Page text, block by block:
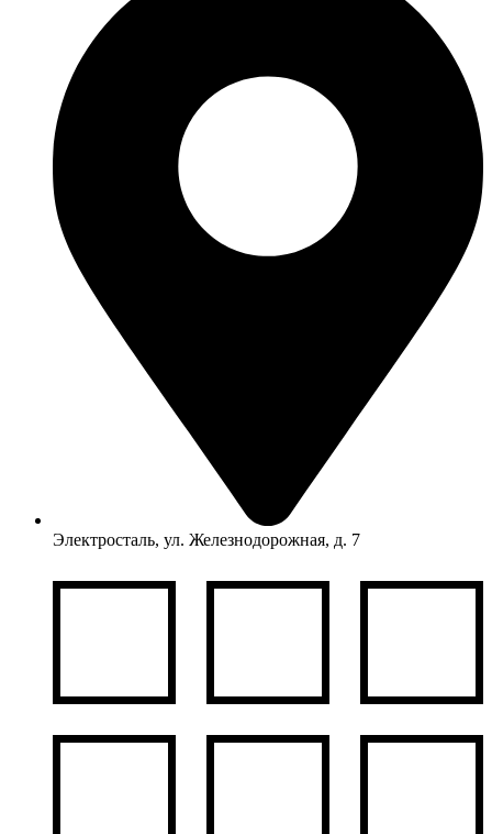
Электросталь, ул. Железнодорожная, д. 7